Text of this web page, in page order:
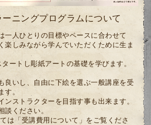
ニングプログラムについて
一人ひとりの目標やペースに合わせて
楽しみながら学んでいただくために生ま
ートし彫紙アートの基礎を学びます。
良いし、自由に下絵を選ぶ一般講座を受
す。
ンストラクターを目指す事も出来ます。
談ください。
は「受講費用について」をご覧くださ